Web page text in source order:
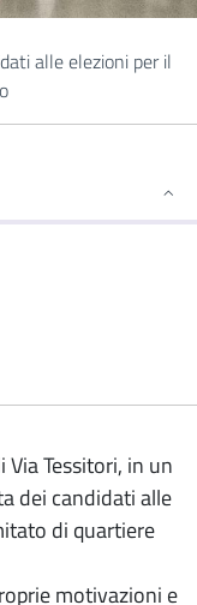
alle elezioni per il
Via Tessitori, in un
dei candidati alle
di quartiere
motivazioni e